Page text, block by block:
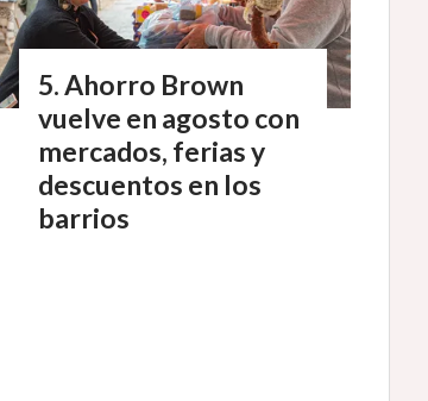
Ahorro Brown
vuelve en agosto con
mercados, ferias y
descuentos en los
barrios